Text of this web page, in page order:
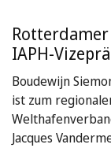
IAPH-
Boudewijn
ist zum
Jacques